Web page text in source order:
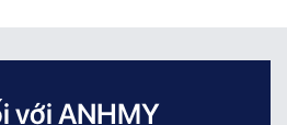
với ANHMY